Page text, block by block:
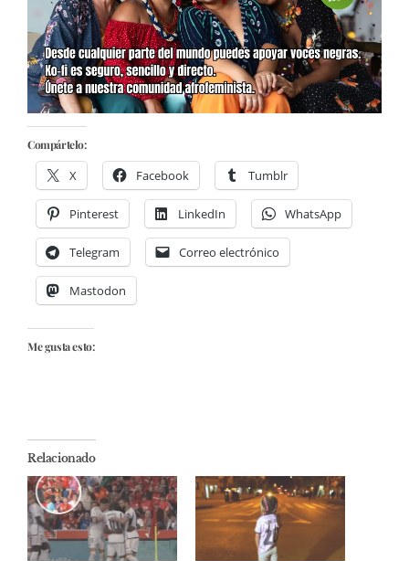
Compártelo:
X Facebook Tumblr
Pinterest LinkedIn WhatsApp
Telegram Correo electrónico
Mastodon
Me gusta esto:
Relacionado